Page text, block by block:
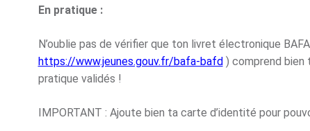
En pratique :
N’oublie pas de vérifier que ton livret électronique
https://www.jeunes.gouv.fr/bafa-bafd ) comprend bien
pratique validés !
IMPORTANT : Ajoute bien ta carte d’identité pour